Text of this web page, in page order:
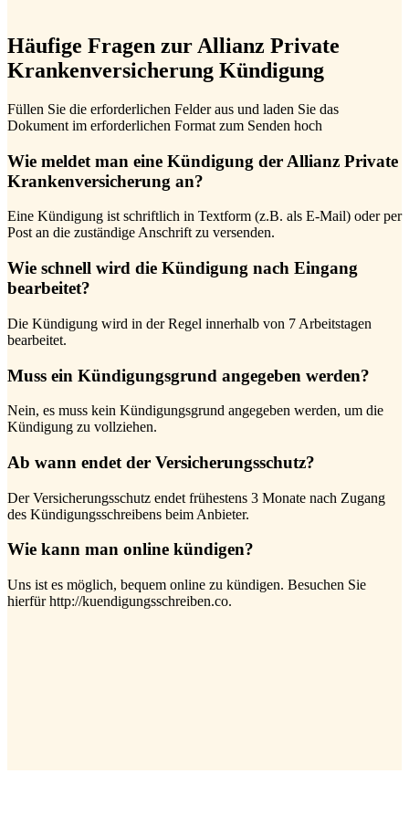
Häufige Fragen zur Allianz Private
Krankenversicherung Kündigung
Füllen Sie die erforderlichen Felder aus und laden Sie das
Dokument im erforderlichen Format zum Senden hoch
Wie meldet man eine Kündigung der Allianz Private
Krankenversicherung an?
Eine Kündigung ist schriftlich in Textform (z.B. als E-Mail) oder per
Post an die zuständige Anschrift zu versenden.
Wie schnell wird die Kündigung nach Eingang
bearbeitet?
Die Kündigung wird in der Regel innerhalb von 7 Arbeitstagen
bearbeitet.
Muss ein Kündigungsgrund angegeben werden?
Nein, es muss kein Kündigungsgrund angegeben werden, um die
Kündigung zu vollziehen.
Ab wann endet der Versicherungsschutz?
Der Versicherungsschutz endet frühestens 3 Monate nach Zugang
des Kündigungsschreibens beim Anbieter.
Wie kann man online kündigen?
Uns ist es möglich, bequem online zu kündigen. Besuchen Sie
hierfür http://kuendigungsschreiben.co.